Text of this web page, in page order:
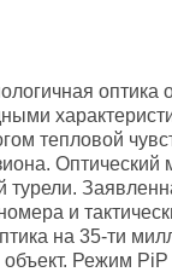
оптика
тепловой
и
на 35-ти
Режим